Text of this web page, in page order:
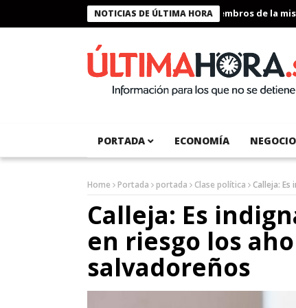
NOTICIAS DE ÚLTIMA HORA
Presidente Bukele condecora a miembros de la misión
PORTADA ECONOMÍA
Home Portada portada Clase política Calleja:
Calleja: Es
en riesgo los
salvadoreños